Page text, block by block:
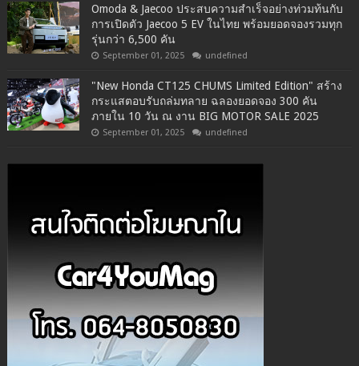
Omoda & Jaecoo ประสบความสำเร็จอย่างท่วมท้นกับ
การเปิดตัว Jaecoo 5 EV ในไทย พร้อมยอดจองรวมทุก
รุ่นกว่า 6,500 คัน
September 01, 2025 undefined
"New Honda CT125 CHUMS Limited Edition" สร้าง
กระแสตอบรับถล่มทลาย ฉลองยอดจอง 300 คัน
ภายใน 10 วัน ณ งาน BIG MOTOR SALE 2025
September 01, 2025 undefined